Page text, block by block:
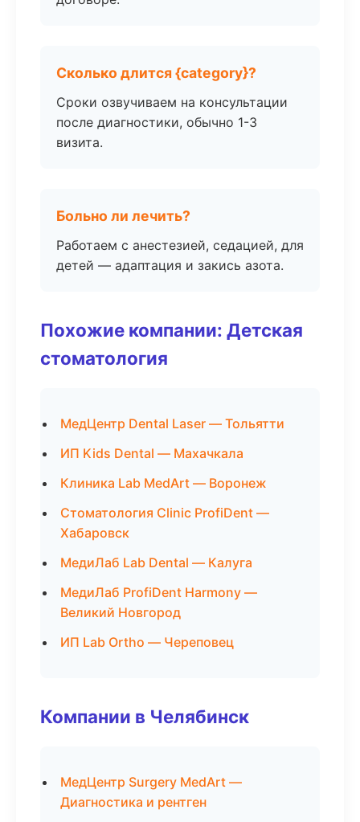
Сколько длится {category}?
Сроки озвучиваем на консультации
после диагностики, обычно 1-3
визита.
Больно ли лечить?
Работаем с анестезией, седацией, для
детей — адаптация и закись азота.
Похожие компании: Детская
стоматология
МедЦентр Dental Laser — Тольятти
ИП Kids Dental — Махачкала
Клиника Lab MedArt — Воронеж
Стоматология Clinic ProfiDent —
Хабаровск
МедиЛаб Lab Dental — Калуга
МедиЛаб ProfiDent Harmony —
Великий Новгород
ИП Lab Ortho — Череповец
Компании в Челябинск
МедЦентр Surgery MedArt —
Диагностика и рентген